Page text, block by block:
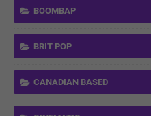
BOOMBAP
BRIT POP
CANADIAN BASED